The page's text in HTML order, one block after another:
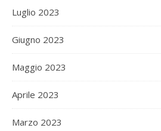
Luglio 2023
Giugno 2023
Maggio 2023
Aprile 2023
Marzo 2023